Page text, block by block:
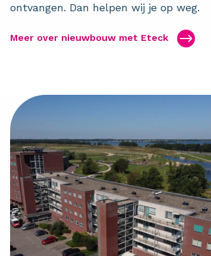
ontvangen. Dan helpen wij je op weg.
Meer over nieuwbouw met Eteck